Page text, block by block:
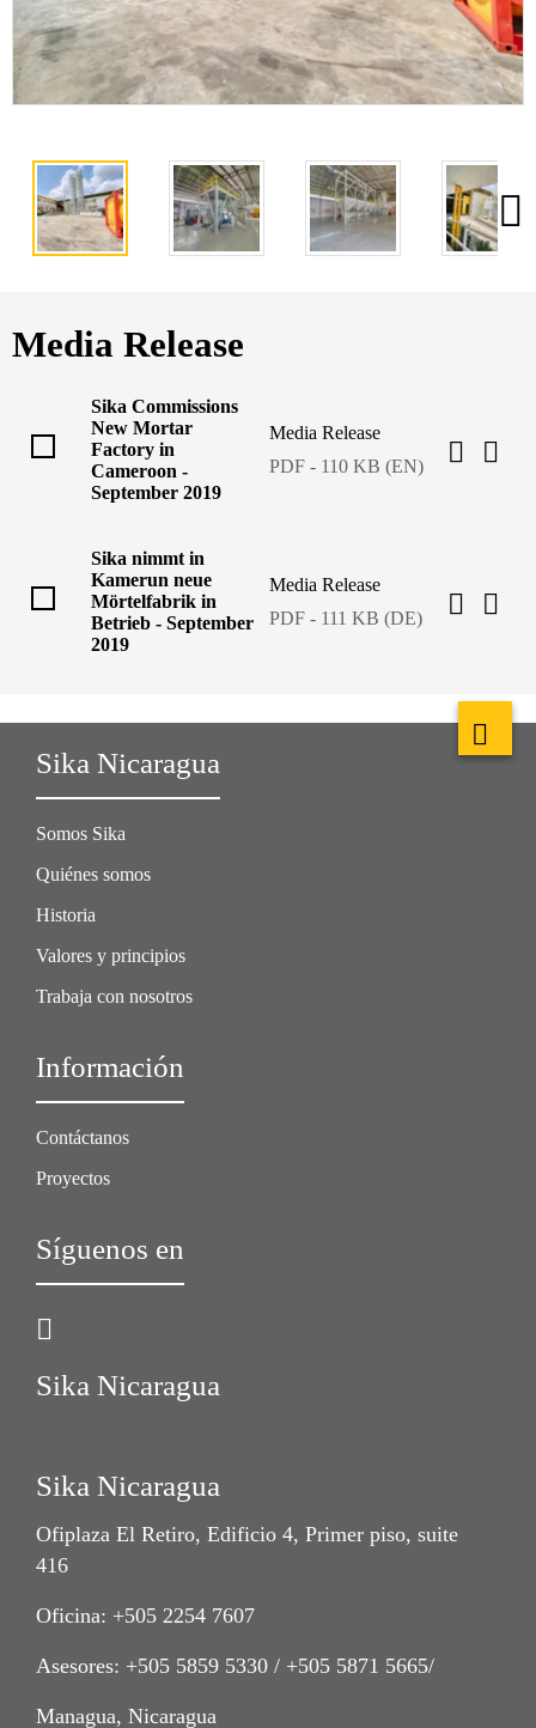
Media Release
Sika Commissions
New Mortar
Factory in
Cameroon -
September 2019
Media Release
PDF - 110 KB (EN)
Sika nimmt in
Kamerun neue
Mörtelfabrik in
Betrieb - September
2019
Media Release
PDF - 111 KB (DE)
Sika Nicaragua
Somos Sika
Quiénes somos
Historia
Valores y principios
Trabaja con nosotros
Información
Contáctanos
Proyectos
Síguenos en
Sika Nicaragua
Sika Nicaragua
Ofiplaza El Retiro, Edificio 4, Primer piso, suite
416
Oficina: +505 2254 7607
Asesores: +505 5859 5330 / +505 5871 5665/
Managua, Nicaragua